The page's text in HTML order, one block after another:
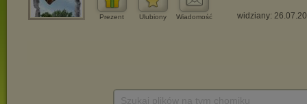
Prezent Ulubiony Wiadomość widziany: